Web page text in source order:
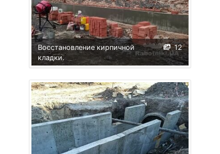
12
Восстановление кирпичной
кладки.